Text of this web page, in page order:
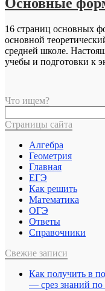
16 страниц основных
основной
средней школе.
учебы и подготовки к
Что ищем?
Страницы сайта
Алгебра
Геометрия
Главная
ЕГЭ
Как решить
Математика
ОГЭ
Ответы
Справочники
Свежие записи
Как получить в
— срез знаний по